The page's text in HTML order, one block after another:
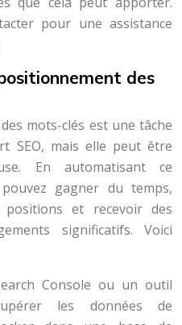
pour une assistance
des
mots-clés est une tâche
SEO, mais elle peut être
En automatisant ce
gagner du temps,
et recevoir des
significatifs. Voici
Console ou un outil
les données de